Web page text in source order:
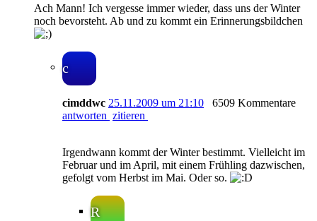
Ach Mann! Ich vergesse immer wieder, dass uns der Winter
noch bevorsteht. Ab und zu kommt ein Erinnerungsbildchen
c
cimddwc 25.11.2009 um 21:10
6509 Kommentare
antworten zitieren
Irgendwann kommt der Winter bestimmt. Vielleicht im
Februar und im April, mit einem Frühling dazwischen,
gefolgt vom Herbst im Mai. Oder so.
R